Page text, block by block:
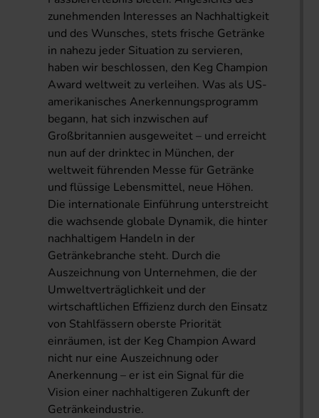
zunehmenden Interesses an Nachhaltigkeit
und des Wunsches, stets frische Getränke
in nahezu jeder Situation zu servieren,
haben wir beschlossen, den Keg Champion
Award weltweit zu verleihen. Was als US-
amerikanisches Anerkennungsprogramm
begann, hat sich inzwischen auf
Großbritannien ausgeweitet – und erreicht
nun auf der drinktec in München, der
weltweit führenden Messe für Getränke
und flüssige Lebensmittel, neue Höhen.
Die internationale Einführung unterstreicht
die wachsende globale Dynamik, die hinter
nachhaltigem Handeln in der
Getränkebranche steht. Durch die
Auszeichnung von Unternehmen, die der
Umweltverträglichkeit und der
wirtschaftlichen Effizienz durch den Einsatz
von Stahlfässern oberste Priorität
einräumen, ist der Keg Champion Award
nicht nur eine Auszeichnung oder
Anerkennung – er ist ein Signal für die
Vision einer nachhaltigeren Zukunft der
Getränkeindustrie.